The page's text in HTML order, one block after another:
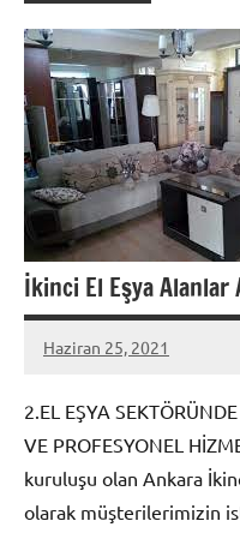
İkinci El Eşya Alanlar
Haziran 25, 2021
admin
2.EL EŞYA
VE PROFESYONEL
kuruluşu olan Ankara
olarak müşterilerimizin